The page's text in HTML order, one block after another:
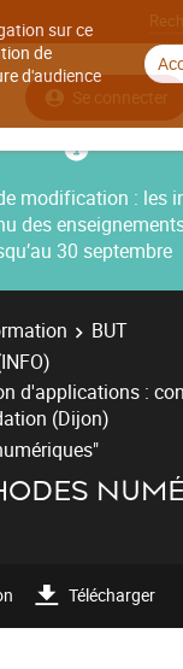
sur ce
de
d'audience
Se connecter
modification : les
des
30 septembre
BUT
d'applications :
(Dijon)
Télécharger